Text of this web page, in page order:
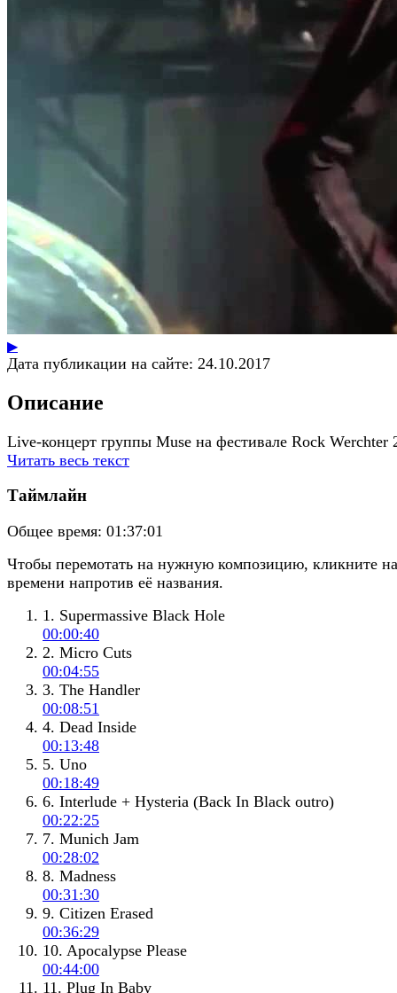
▶
Дата публикации на сайте: 24.10.2017
Описание
Live-концерт группы Muse на фестивале Rock Werchter
Читать весь текст
Таймлайн
Общее время: 01:37:01
Чтобы перемотать на нужную композицию, кликните на
времени напротив её названия.
1. Supermassive Black Hole
00:00:40
2. Micro Cuts
00:04:55
3. The Handler
00:08:51
4. Dead Inside
00:13:48
5. Uno
00:18:49
6. Interlude + Hysteria (Back In Black outro)
00:22:25
7. Munich Jam
00:28:02
8. Madness
00:31:30
9. Citizen Erased
00:36:29
10. Apocalypse Please
00:44:00
11. Plug In Baby